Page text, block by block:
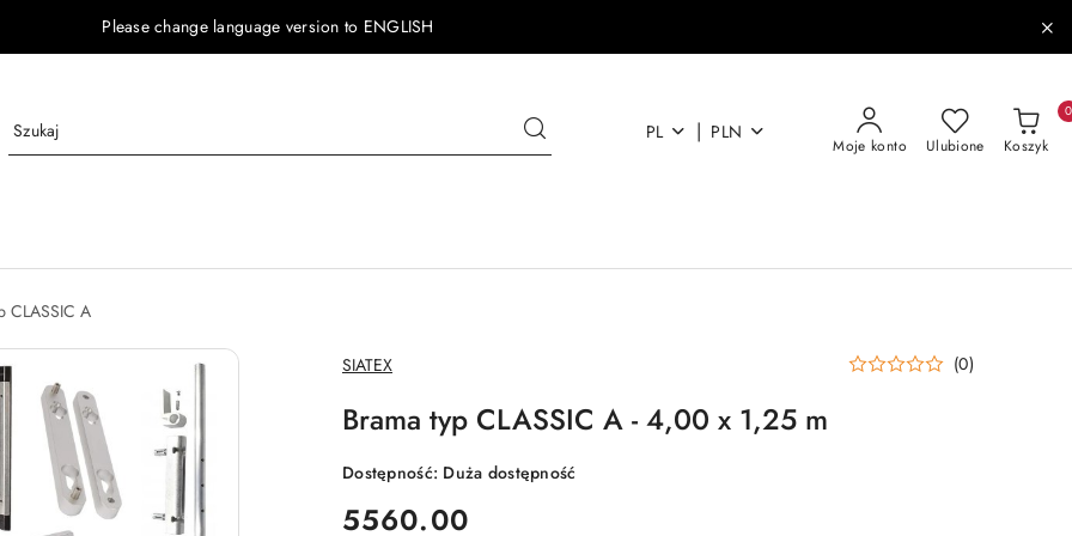
Please change language version to ENGLISH
PL | PLN
Moje konto Ulubione Koszyk
0
CLASSIC A
NAZWA
PRODUCENTA:
SIATEX (0)
Brama typ CLASSIC A - 4,00 x 1,25 m
Dostępność: Duża dostępność
cena:
5560.00